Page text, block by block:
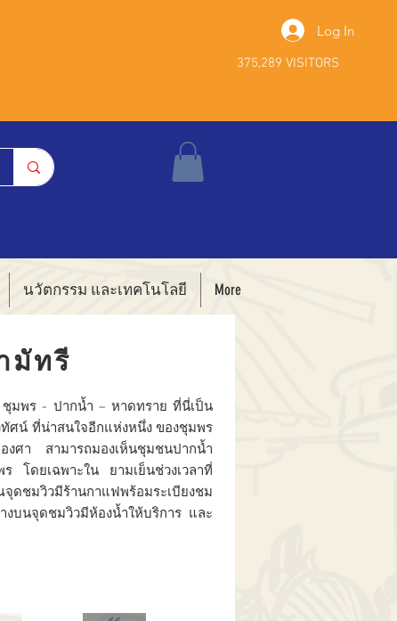
Log In
375,289 VISITORS
นวัตกรรม และเทคโนโลยี More
มัทรี
ชุมพร - ปากน้ำ – หาดทราย ที่นี่เป็น
ศน์ ที่น่าสนใจอีกแห่งหนึ่ง ของชุมพร
งศา สามารถมองเห็นชุมชนปากน้ำ
โดยเฉพาะใน ยามเย็นช่วงเวลาที่
ดชมวิวมีร้านกาแฟพร้อมระเบียงชม
บนจุดชมวิวมีห้องน้ำให้บริการ และ